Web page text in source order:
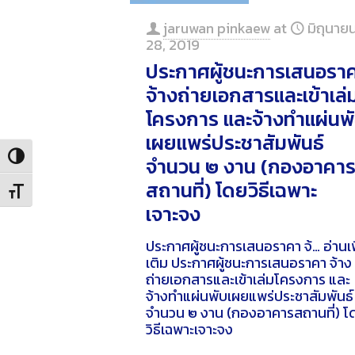
Toggle High Contrast
Toggle Font size
jaruwan pinkaewat มิถุนาย
28, 2019
ประกาศผู้ชนะการเสนอรา
จ้างถ่ายเอกสารและเข้าเล่
โครงการ และจ้างทำแผ่น
เผยแพร่ประชาสัมพันธ์
จำนวน ๒ งาน (กองอาคาร
สถานที่) โดยวิธีเฉพาะ
เจาะจง
ประกาศผู้ชนะการเสนอราคา จ้… อ่าน
เติม ประกาศผู้ชนะการเสนอราคา จ้าง
ถ่ายเอกสารและเข้าเล่มโครงการ และ
จ้างทำแผ่นพับเผยแพร่ประชาสัมพันธ์
จำนวน ๒ งาน (กองอาคารสถานที่) โ
วิธีเฉพาะเจาะจง